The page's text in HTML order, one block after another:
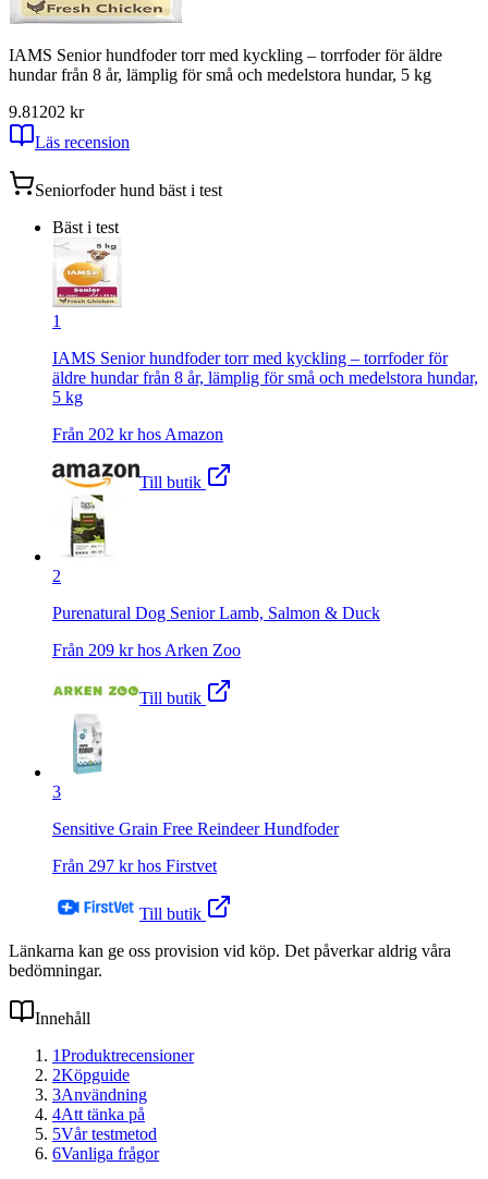
IAMS Senior hundfoder torr med kyckling – torrfoder för äldre
hundar från 8 år, lämplig för små och medelstora hundar, 5 kg
9.81 202 kr
Läs recension
Seniorfoder hund bäst i test
Bäst i test
1
IAMS Senior hundfoder torr med kyckling – torrfoder för
äldre hundar från 8 år, lämplig för små och medelstora hundar,
5 kg
Från 202 kr hos Amazon
Till butik
2
Purenatural Dog Senior Lamb, Salmon & Duck
Från 209 kr hos Arken Zoo
Till butik
3
Sensitive Grain Free Reindeer Hundfoder
Från 297 kr hos Firstvet
Till butik
Länkarna kan ge oss provision vid köp. Det påverkar aldrig våra
bedömningar.
Innehåll
1Produktrecensioner
2Köpguide
3Användning
4Att tänka på
5Vår testmetod
6Vanliga frågor